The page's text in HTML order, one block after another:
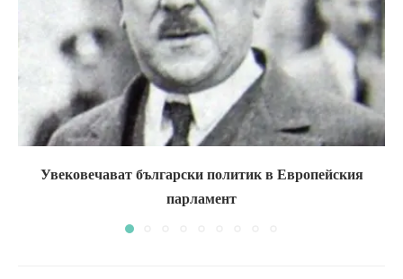
Увековечават български политик в Европейския
парламент